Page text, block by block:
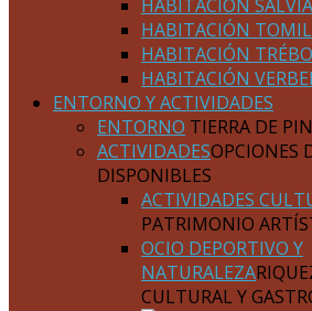
HABITACIÓN SALVIA
HABITACIÓN
HABITACIÓN
HABITACIÓN
ENTORNO Y ACTIVIDADES
ENTORNO TIERRA DE
ACTIVIDADESOPCIONES
DISPONIBLES
ACTIVIDADES
PATRIMONIO
OCIO DEPORTIVO Y
NATURALEZA
CULTURAL Y